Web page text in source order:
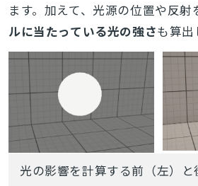
ます。加えて、光源の位置や反射
ルに当たっている光の強さも算出
光の影響を計算する前（左）と